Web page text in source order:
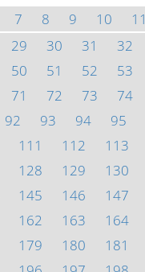
7 8 9 10 11
29 30 31 32
50 51 52 53
71 72 73 74
92 93 94 95
111 112 113
128 129 130
145 146 147
162 163 164
179 180 181